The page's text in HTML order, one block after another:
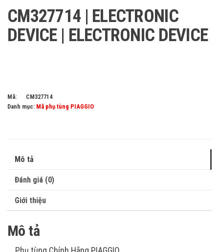
CM327714 | ELECTRONIC
DEVICE | ELECTRONIC DEVICE
Mã:
CM327714
Danh mục: Mã phụ tùng PIAGGIO
Mô tả
Đánh giá (0)
Giới thiệu
Mô tả